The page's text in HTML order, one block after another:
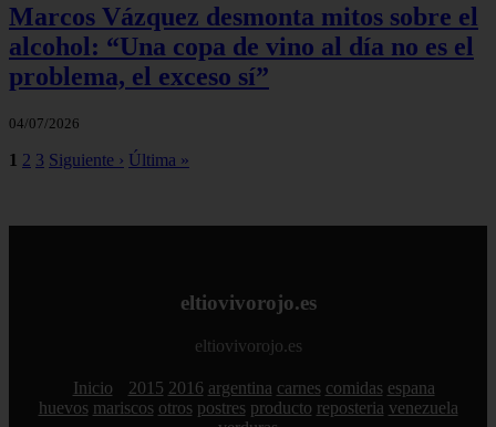
Marcos Vázquez desmonta mitos sobre el
alcohol: “Una copa de vino al día no es el
problema, el exceso sí”
04/07/2026
1 2 3 Siguiente › Última »
eltiovivorojo.es
eltiovivorojo.es
Inicio 2015 2016 argentina carnes comidas espana
huevos mariscos otros postres producto reposteria venezuela